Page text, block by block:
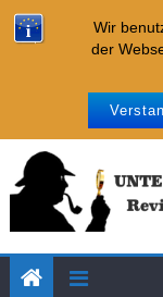
Wir
der
Skip to content
Affiliate-
Key
Internet Cash
Freitag, August